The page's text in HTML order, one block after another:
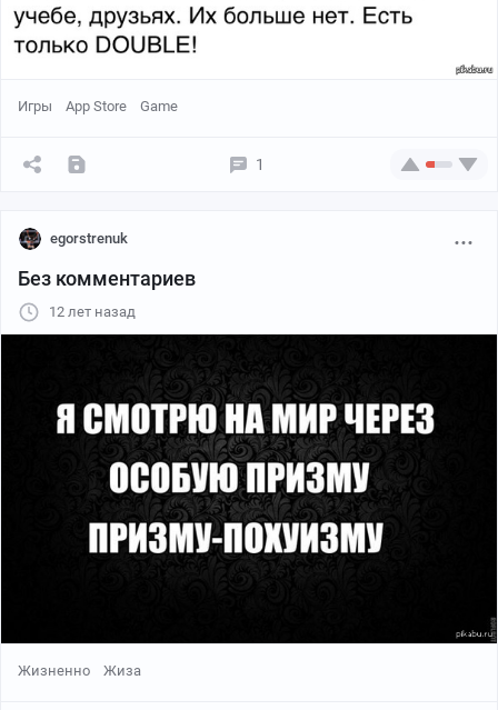
Игры App Store Game
1
egorstrenuk
Без комментариев
12 лет назад
Жизненно Жиза